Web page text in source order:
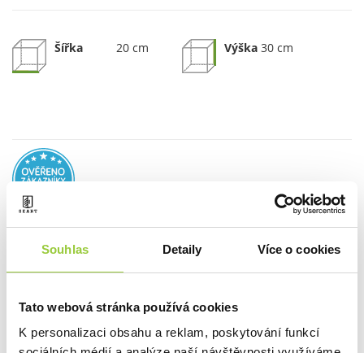
Souhlas Detaily Více o cookies
Tato webová stránka používá cookies
K personalizaci obsahu a reklam, poskytování funkcí
Šířka 20 cm Výška 30 cm
MNOŽSTVÍ: